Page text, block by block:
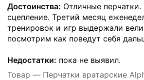
Достоинства: Отличные
сцепление. Третий месяц
тренировок и игр выдержали
посмотрим как поведут себя
Недостатки: пока не выявил.
Товар — Перчатки вратарские